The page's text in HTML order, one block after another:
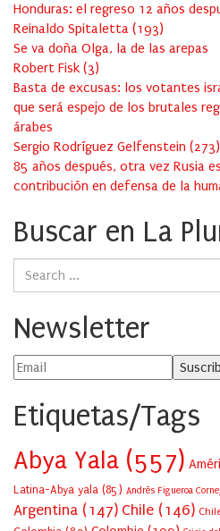
Honduras: el regreso 12 años
Reinaldo Spitaletta (193)
Se va doña Olga, la de las arepas
Robert Fisk (3)
Basta de excusas: los votantes
que será espejo de los brutales
árabes
Sergio Rodríguez Gelfenstein (273)
85 años después, otra vez Rusia
contribución en defensa de la
Buscar en La
Newsletter
Etiquetas/Tags
Abya Yala (557)
Latina-Abya yala (85) Andrés Figueroa
Argentina (147) Chile (146)